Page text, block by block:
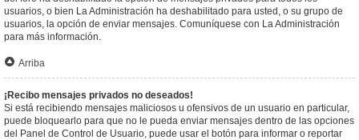
usuarios, o bien La Administración ha deshabilitado para usted, o su grupo de
usuarios, la opción de enviar mensajes. Comuníquese con La Administración
para más información.
Arriba
¡Recibo mensajes privados no deseados!
Si está recibiendo mensajes maliciosos u ofensivos de un usuario en particular,
puede bloquearlo para que no le pueda enviar mensajes dentro de las opciones
del Panel de Control de Usuario, puede usar el botón para informar o reportar